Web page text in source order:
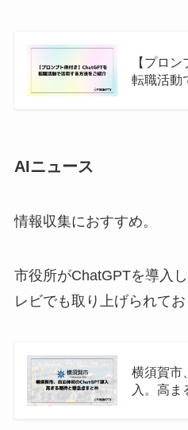
【プロ
転職活動
AIニュース
情報収集におすすめ。
市役所がChatGPTを導入
レビでも取り上げられてお
横須賀市
入。高ま